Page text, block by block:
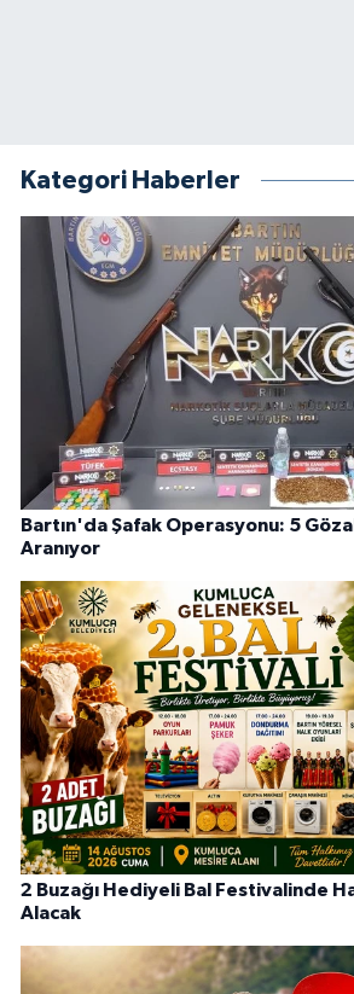
Kategori Haberler
Bartın'da Şafak Operasyonu: 5
Aranıyor
2 Buzağı Hediyeli Bal Festivalinde
Alacak